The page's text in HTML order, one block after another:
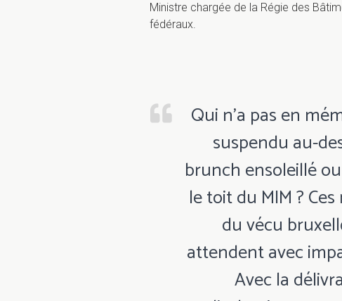
Ministre chargée de la Régie des
fédéraux.
Qui n’a pas en
suspendu au-
brunch ensoleillé
le toit du MIM ?
du vécu
attendent avec
Avec la